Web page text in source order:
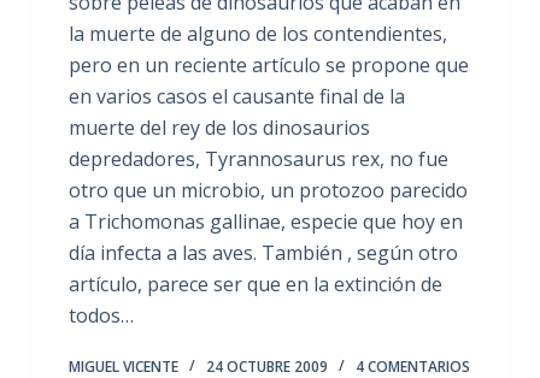
la muerte de alguno de los contendientes,
pero en un reciente artículo se propone que
en varios casos el causante final de la
muerte del rey de los dinosaurios
depredadores, Tyrannosaurus rex, no fue
otro que un microbio, un protozoo parecido
a Trichomonas gallinae, especie que hoy en
día infecta a las aves. También , según otro
artículo, parece ser que en la extinción de
todos…
MIGUEL VICENTE 24 OCTUBRE 2009 4 COMENTARIOS